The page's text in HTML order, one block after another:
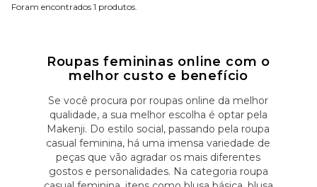
1
Roupas femininas online com o
melhor custo e benefício
Se você procura por roupas online da melhor
qualidade, a sua melhor escolha é optar pela
Makenji. Do estilo social, passando pela roupa
casual feminina, há uma imensa variedade de
peças que vão agradar os mais diferentes
gostos e personalidades. Na categoria roupa